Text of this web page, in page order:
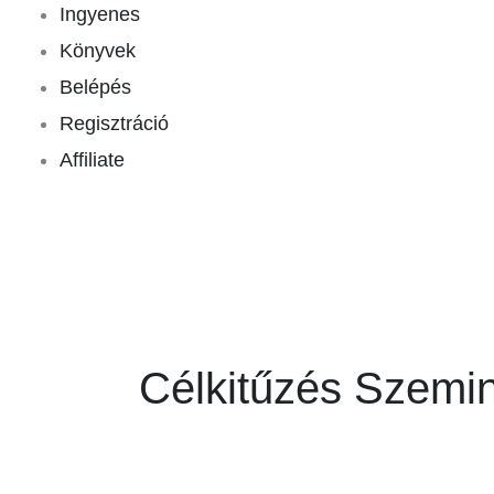
Ingyenes
Könyvek
Belépés
Regisztráció
Affiliate
Célkitűzés